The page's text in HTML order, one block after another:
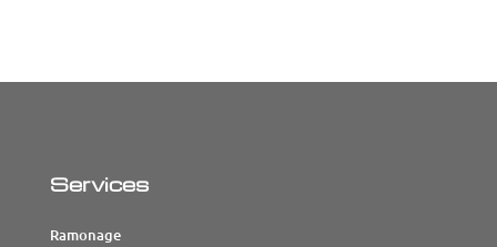
Services
Ramonage